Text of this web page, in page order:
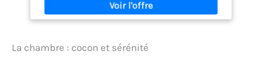
2,8 cm - Hauteur, 60 cm - Profondeur. Toutes les
tailles détaillées sont indiquées sur les photos.
revêtu de résine mélaminée, avec une couche de
La chambre : cocon et sérénité